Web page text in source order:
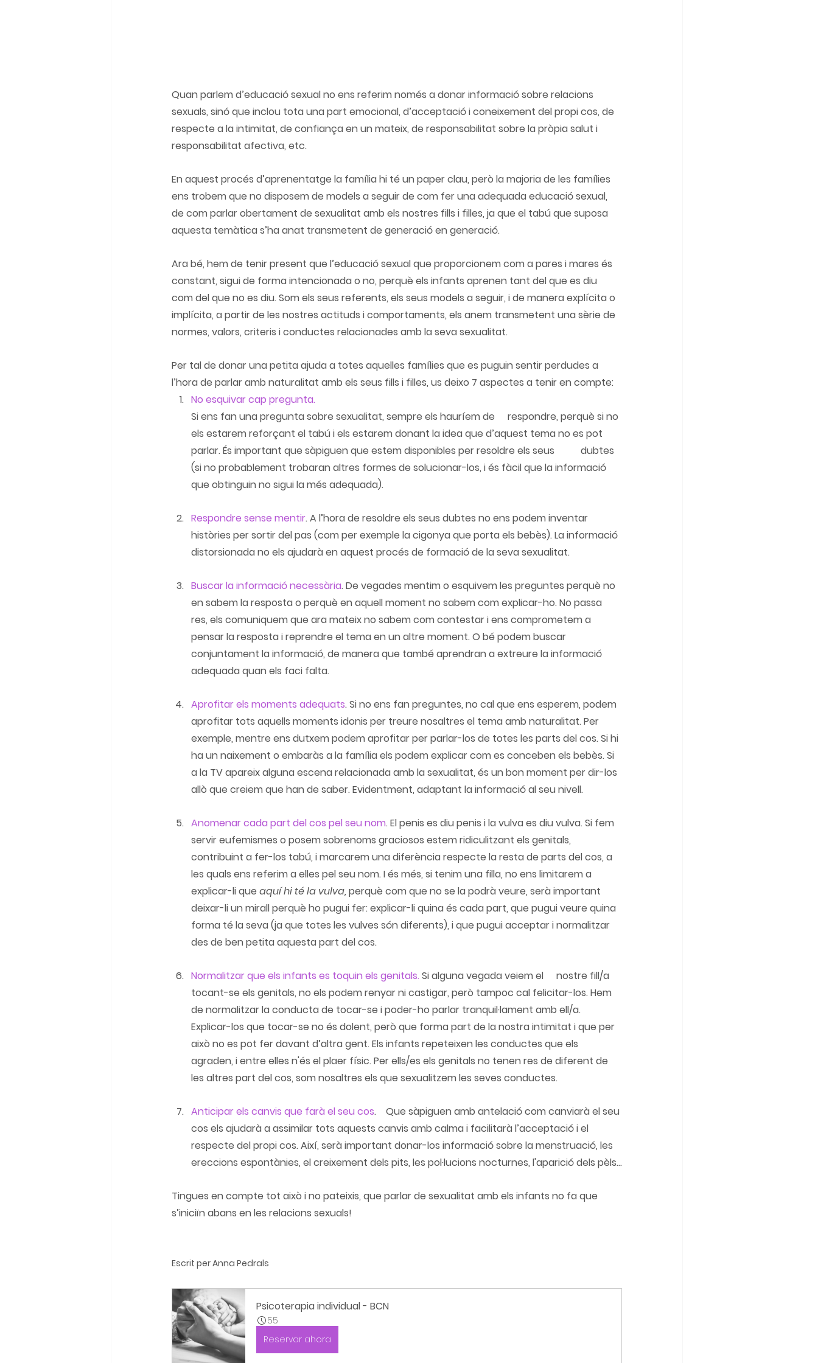
Quan parlem d’educació sexual no ens referim només a donar informació sobre relacions
sexuals, sinó que inclou tota una part emocional, d’acceptació i coneixement del propi cos, de
respecte a la intimitat, de confiança en un mateix, de responsabilitat sobre la pròpia salut i
responsabilitat afectiva, etc.
En aquest procés d’aprenentatge la família hi té un paper clau, però la majoria de les famílies
ens trobem que no disposem de models a seguir de com fer una adequada educació sexual,
de com parlar obertament de sexualitat amb els nostres fills i filles, ja que el tabú que suposa
aquesta temàtica s’ha anat transmetent de generació en generació.
Ara bé, hem de tenir present que l’educació sexual que proporcionem com a pares i mares és
constant, sigui de forma intencionada o no, perquè els infants aprenen tant del que es diu
com del que no es diu. Som els seus referents, els seus models a seguir, i de manera explícita o
implícita, a partir de les nostres actituds i comportaments, els anem transmetent una sèrie de
normes, valors, criteris i conductes relacionades amb la seva sexualitat.
Per tal de donar una petita ajuda a totes aquelles famílies que es puguin sentir perdudes a
l’hora de parlar amb naturalitat amb els seus fills i filles, us deixo 7 aspectes a tenir en compte:
No esquivar cap pregunta.
Si ens fan una pregunta sobre sexualitat, sempre els hauríem de 	respondre, perquè si no
els estarem reforçant el tabú i els estarem donant la idea que d’aquest tema no es pot
parlar. És important que sàpiguen que estem disponibles per resoldre els seus 	dubtes
(si no probablement trobaran altres formes de solucionar-los, i és fàcil que la informació
que obtinguin no sigui la més adequada).
Respondre sense mentir. A l’hora de resoldre els seus dubtes no ens podem inventar
històries per sortir del pas (com per exemple la cigonya que porta els bebès). La informació
distorsionada no els ajudarà en aquest procés de formació de la seva sexualitat.
Buscar la informació necessària. De vegades mentim o esquivem les preguntes perquè no
en sabem la resposta o perquè en aquell moment no sabem com explicar-ho. No passa
res, els comuniquem que ara mateix no sabem com contestar i ens comprometem a
pensar la resposta i reprendre el tema en un altre moment. O bé podem buscar
conjuntament la informació, de manera que també aprendran a extreure la informació
adequada quan els faci falta.
Aprofitar els moments adequats. Si no ens fan preguntes, no cal que ens esperem, podem
aprofitar tots aquells moments idonis per treure nosaltres el tema amb naturalitat. Per
exemple, mentre ens dutxem podem aprofitar per parlar-los de totes les parts del cos. Si hi
ha un naixement o embaràs a la família els podem explicar com es conceben els bebès. Si
a la TV apareix alguna escena relacionada amb la sexualitat, és un bon moment per dir-los
allò que creiem que han de saber. Evidentment, adaptant la informació al seu nivell.
Anomenar cada part del cos pel seu nom. El penis es diu penis i la vulva es diu vulva. Si fem
servir eufemismes o posem sobrenoms graciosos estem ridiculitzant els genitals,
contribuint a fer-los tabú, i marcarem una diferència respecte la resta de parts del cos, a
les quals ens referim a elles pel seu nom. I és més, si tenim una filla, no ens limitarem a
explicar-li que aquí hi té la vulva, perquè com que no se la podrà veure, serà important
deixar-li un mirall perquè ho pugui fer: explicar-li quina és cada part, que pugui veure quina
forma té la seva (ja que totes les vulves són diferents), i que pugui acceptar i normalitzar
des de ben petita aquesta part del cos.
Normalitzar que els infants es toquin els genitals. Si alguna vegada veiem el 	nostre fill/a
tocant-se els genitals, no els podem renyar ni castigar, però tampoc cal felicitar-los. Hem
de normalitzar la conducta de tocar-se i poder-ho parlar tranquil·lament amb ell/a.
Explicar-los que tocar-se no és dolent, però que forma part de la nostra intimitat i que per
això no es pot fer davant d’altra gent. Els infants repeteixen les conductes que els
agraden, i entre elles n'és el plaer físic. Per ells/es els genitals no tenen res de diferent de
les altres part del cos, som nosaltres els que sexualitzem les seves conductes.
Anticipar els canvis que farà el seu cos.
cos els ajudarà a assimilar tots aquests canvis amb calma i facilitarà l’acceptació i el
respecte del propi cos. Així, serà important donar-los informació sobre la menstruació, les
ereccions espontànies, el creixement dels pits, les pol·lucions nocturnes, l'aparició dels pèls...
Tingues en compte tot això i no pateixis, que parlar de sexualitat amb els infants no fa que
s’iniciïn abans en les relacions sexuals!
Escrit per Anna Pedrals
Psicoterapia individual - BCN
55
Reservar ahora